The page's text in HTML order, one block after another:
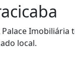
local.